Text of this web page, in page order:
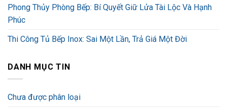
Phong Thủy Phòng Bếp: Bí Quyết Giữ Lửa Tài Lộc Và Hạnh
Phúc
Thi Công Tủ Bếp Inox: Sai Một Lần, Trả Giá Một Đời
DANH MỤC TIN
Chưa được phân loại